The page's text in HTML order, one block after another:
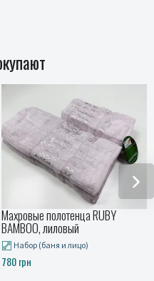
Махровые полотенца RUBY
BAMBOO, лиловый
Набор (баня и лицо)
780 грн